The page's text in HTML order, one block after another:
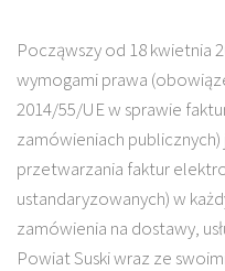
Począwszy od 18 kwietnia
wymogami prawa
2014/55/UE w sprawie
zamówieniach
przetwarzania faktur
ustandaryzowanych) w
zamówienia na dostawy,
Powiat Suski wraz ze